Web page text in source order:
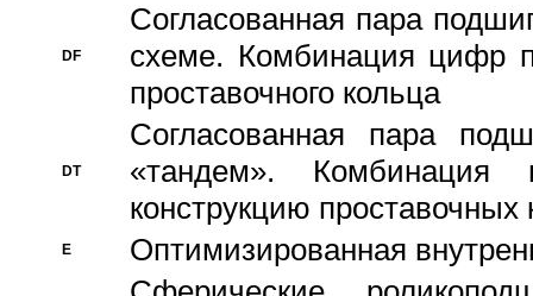
DF
Согласованная пара
схеме. Комбинация цифр
проставочного кольца
DT
Согласованная пара
«тандем».
конструкцию проставочных
E
Оптимизированная